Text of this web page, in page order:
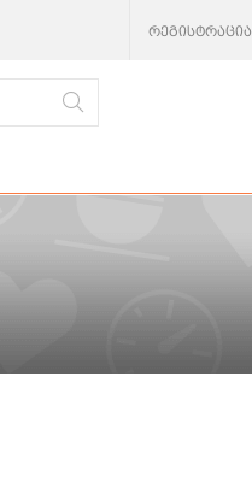
რეგისტრაცია
ხორცეული